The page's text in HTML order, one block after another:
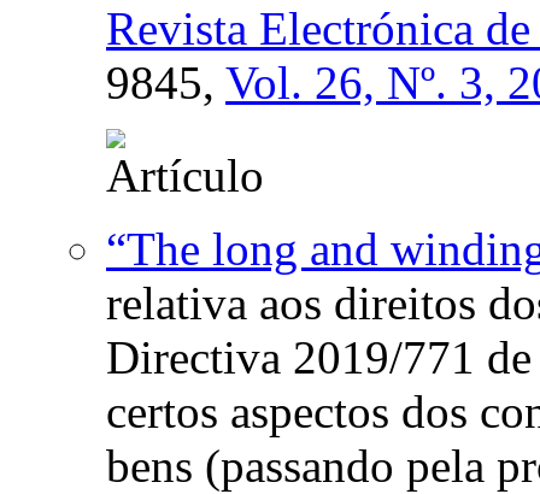
Revista Electrónica
9845, Vol. 26, Nº. 3,
“The long and
relativa aos direitos
Directiva 2019/771
certos aspectos dos
bens (passando pela